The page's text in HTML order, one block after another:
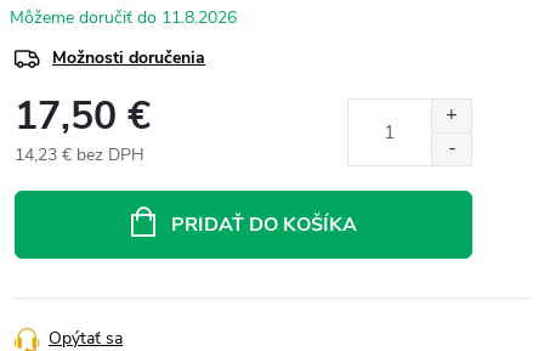
11.8.2026
Možnosti doručenia
17,50 €
14,23 € bez DPH
PRIDAŤ DO KOŠÍKA
Opýtať sa